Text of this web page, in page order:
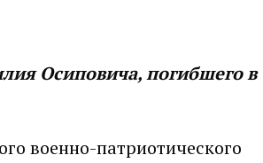
Осиповича, погибшего в
военно-патриотического